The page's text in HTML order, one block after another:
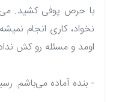
با حرص پوفی کشید.
نخواد، کاری انجام
اومد و مسئله رو کش
- بنده آماده می‌باشم.